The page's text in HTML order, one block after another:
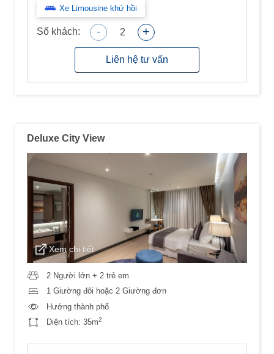
Xe Limousine khứ hồi
Số khách: - 2 +
Liên hệ tư vấn
Deluxe City View
Xem chi tiết
2 Người lớn + 2 trẻ em
1 Giường đôi hoặc 2 Giường đơn
Hướng thành phố
Diện tích: 35m2